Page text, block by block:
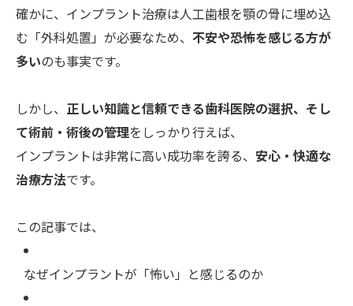
確かに、インプラント治療は人工歯根を顎の骨に埋め込
む「外科処置」が必要なため、 不安や恐怖を感じる方が
多いのも事実です。
しかし、 正しい知識と信頼できる歯科医院の選択、そし
て術前・術後の管理をしっかり行えば、
インプラントは非常に高い成功率を誇る、 安心・快適な
治療方法です。
この記事では、
なぜインプラントが「怖い」と感じるのか